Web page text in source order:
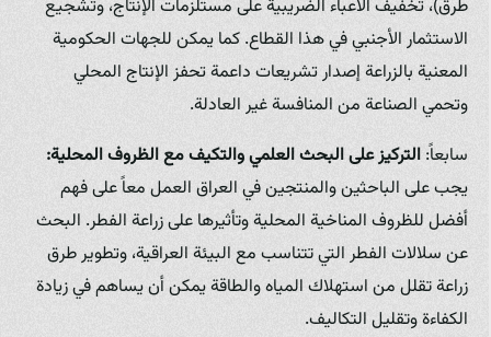
طرق)، تخفيف الأعباء الضريبية على مستلزمات الإنتاج، وتشجيع
الاستثمار الأجنبي في هذا القطاع. كما يمكن للجهات الحكومية
المعنية بالزراعة إصدار تشريعات داعمة تحفز الإنتاج المحلي
وتحمي الصناعة من المنافسة غير العادلة.
سابعاً: التركيز على البحث العلمي والتكيف مع الظروف المحلية:
يجب على الباحثين والمنتجين في العراق العمل معاً على فهم
أفضل للظروف المناخية المحلية وتأثيرها على زراعة الفطر. البحث
عن سلالات الفطر التي تتناسب مع البيئة العراقية، وتطوير طرق
زراعة تقلل من استهلاك المياه والطاقة يمكن أن يساهم في زيادة
الكفاءة وتقليل التكاليف.